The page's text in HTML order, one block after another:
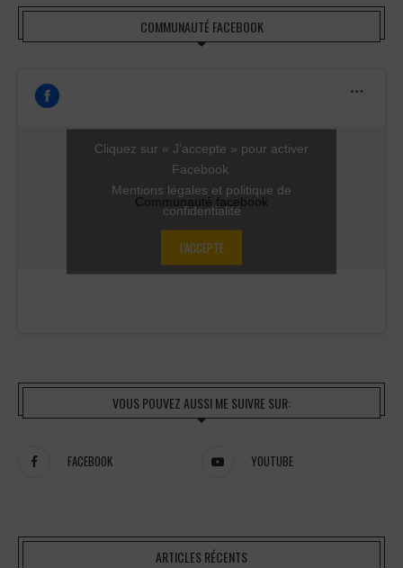
COMMUNAUTÉ FACEBOOK
Communauté facebook
Cliquez sur « J’accepte » pour activer
Facebook
Mentions légales et politique de
confidentialité
J’ACCEPTE
VOUS POUVEZ AUSSI ME SUIVRE SUR:
FACEBOOK YOUTUBE
ARTICLES RÉCENTS